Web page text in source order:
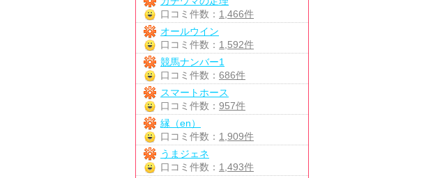
口コミ件数： 1,466件
オールウイン
口コミ件数： 1,592件
競馬ナンバー1
口コミ件数： 686件
スマートホース
口コミ件数： 957件
縁（en）
口コミ件数： 1,909件
うまジェネ
口コミ件数： 1,493件